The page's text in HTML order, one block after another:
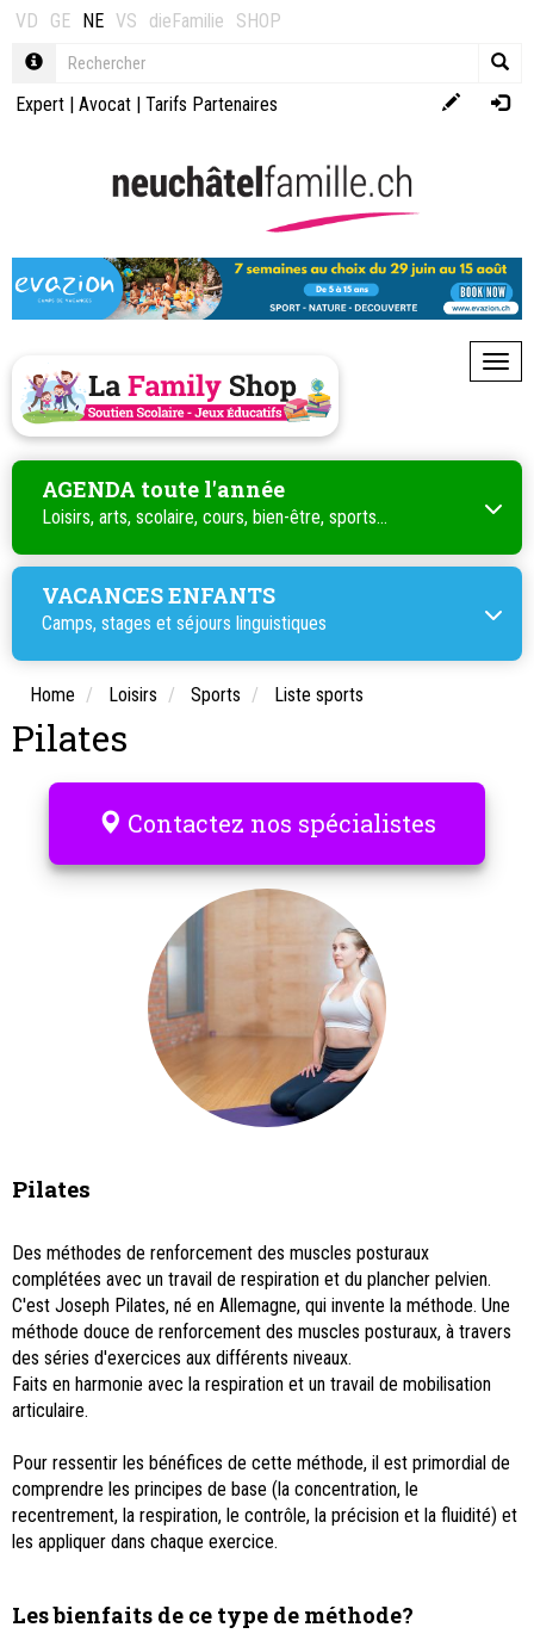
VD GE NE VS dieFamilie SHOP
Expert | Avocat | Tarifs Partenaires
AGENDA toute l'année
Loisirs, arts, scolaire, cours, bien-être, sports...
VACANCES ENFANTS
Camps, stages et séjours linguistiques
Home Loisirs Sports Liste sports
Pilates
Contactez nos spécialistes
Pilates
Des méthodes de renforcement des muscles posturaux
complétées avec un travail de respiration et du plancher pelvien.
C'est Joseph Pilates, né en Allemagne, qui invente la méthode. Une
méthode douce de renforcement des muscles posturaux, à travers
des séries d'exercices aux différents niveaux.
Faits en harmonie avec la respiration et un travail de mobilisation
articulaire.
Pour ressentir les bénéfices de cette méthode, il est primordial de
comprendre les principes de base (la concentration, le
recentrement, la respiration, le contrôle, la précision et la fluidité) et
les appliquer dans chaque exercice.
Les bienfaits de ce type de méthode?